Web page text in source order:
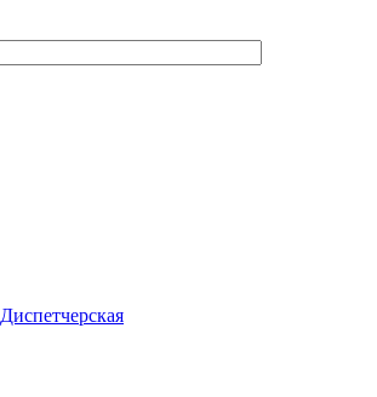
Диспетчерская